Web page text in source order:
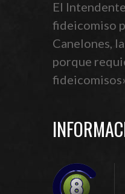
El
fideicomiso
Canelones,
porque